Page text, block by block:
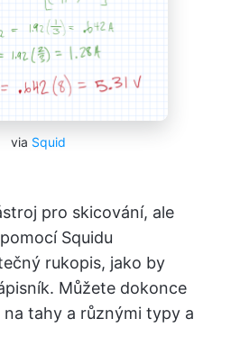
via Squid
pro skicování, ale
Squidu
rukopis, jako by
Můžete dokonce
tahy a různými typy a